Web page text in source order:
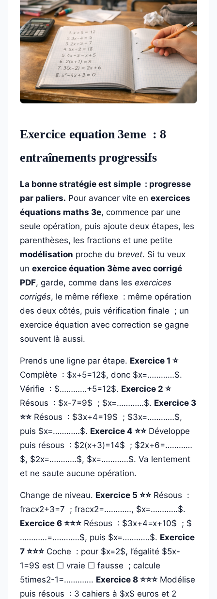
Exercice equation 3eme : 8
entraînements progressifs
La bonne stratégie est simple : progresse
par paliers. Pour avancer vite en exercices
équations maths 3e, commence par une
seule opération, puis ajoute deux étapes, les
parenthèses, les fractions et une petite
modélisation proche du brevet. Si tu veux
un exercice équation 3ème avec corrigé
PDF, garde, comme dans les exercices
corrigés, le même réflexe : même opération
des deux côtés, puis vérification finale ; un
exercice équation avec correction se gagne
souvent là aussi.
Prends une ligne par étape. Exercice 1 ⭐
Complète : $x+5=12$, donc $x=…………$.
Vérifie : $…………+5=12$. Exercice 2 ⭐
Résous : $x-7=9$ ; $x=…………$. Exercice 3
⭐⭐ Résous : $3x+4=19$ ; $3x=…………$,
puis $x=…………$. Exercice 4 ⭐⭐ Développe
puis résous : $2(x+3)=14$ ; $2x+6=…………
$, $2x=…………$, $x=…………$. Va lentement
et ne saute aucune opération.
Change de niveau. Exercice 5 ⭐⭐ Résous :
fracx2+3=7 ; fracx2=…………, $x=…………$.
Exercice 6 ⭐⭐⭐ Résous : $3x+4=x+10$ ; $
…………=…………$, puis $x=…………$. Exercice
7 ⭐⭐⭐ Coche : pour $x=2$, l’égalité $5x-
1=9$ est ☐ vraie ☐ fausse ; calcule
5times2-1=…………. Exercice 8 ⭐⭐⭐ Modélise
puis résous : 3 cahiers à $x$ euros et 2